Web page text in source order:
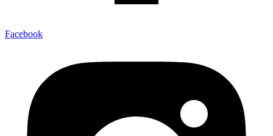
Facebook